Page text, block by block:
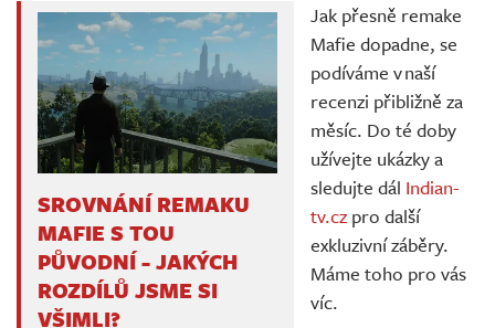
SROVNÁNÍ REMAKU
MAFIE S TOU
PŮVODNÍ - JAKÝCH
ROZDÍLŮ JSME SI
VŠIMLI?
Jak přesně remake
Mafie dopadne, se
podíváme v naší
recenzi přibližně za
měsíc. Do té doby
užívejte ukázky a
sledujte dál Indian-
tv.czpro další
exkluzivní záběry.
Máme toho pro vás
víc.